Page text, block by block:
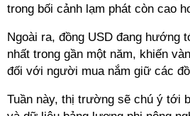
trong bối cảnh lạm phát còn cao
Ngoài ra, đồng USD đang hướng
nhất trong gần một năm, khiến
đối với người mua nắm giữ các
Tuần này, thị trường sẽ chú ý tới